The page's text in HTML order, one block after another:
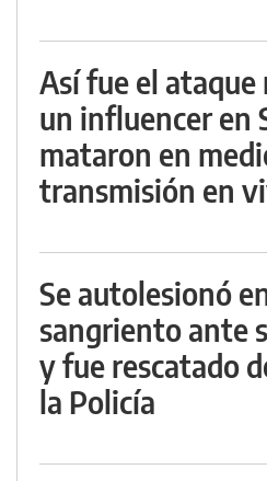
Así fue el
un influencer en
mataron en
transmisión en
Se autolesionó
sangriento ante
y fue rescatado
la Policía